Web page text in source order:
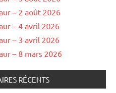
– 2 août 2026
– 4 avril 2026
– 3 avril 2026
– 8 mars 2026
RÉCENTS